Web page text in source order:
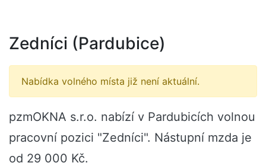
Zedníci (Pardubice)
Nabídka volného místa již není aktuální.
pzmOKNA s.r.o. nabízí v Pardubicích volnou
pracovní pozici "Zedníci". Nástupní mzda je
od 29 000 Kč.